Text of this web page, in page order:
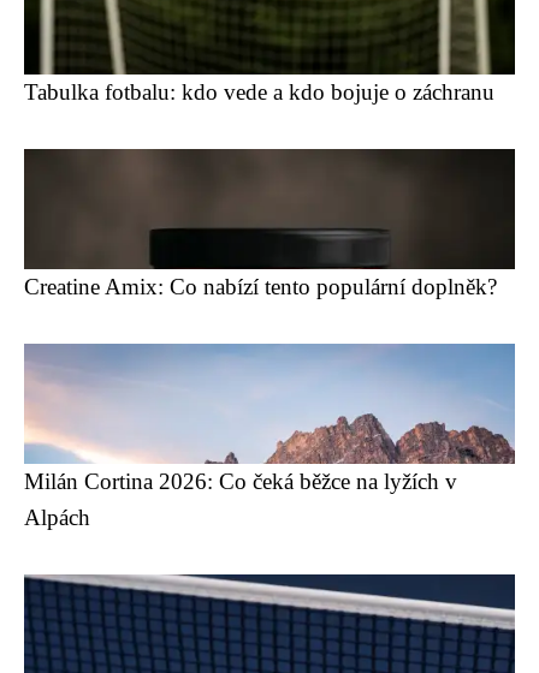
Tabulka fotbalu: kdo vede a kdo bojuje o záchranu
Creatine Amix: Co nabízí tento populární doplněk?
Milán Cortina 2026: Co čeká běžce na lyžích v
Alpách